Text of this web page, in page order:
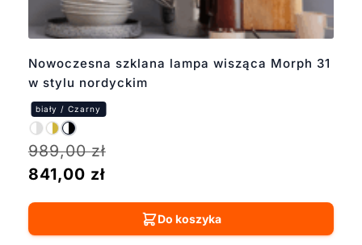
Nowoczesna szklana lampa wisząca Morph 31
w stylu nordyckim
989,00zł
841,00 zł
Do koszyka